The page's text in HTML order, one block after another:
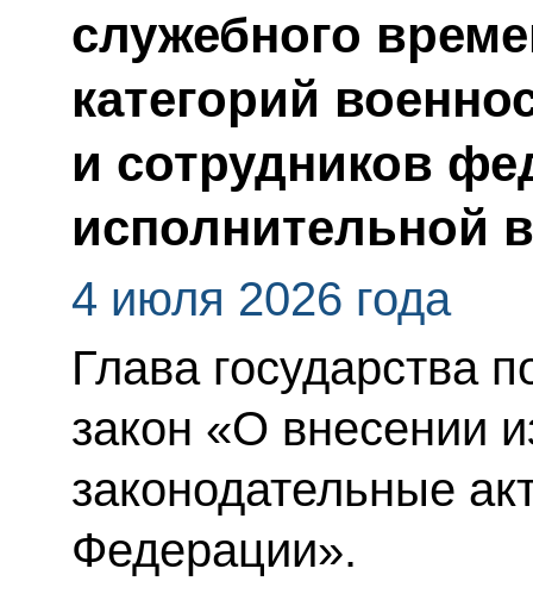
служебного
категорий
и сотрудников
исполнительной
4 июля 2026 года
Глава государства
закон «О внесении
законодательные
Федерации».